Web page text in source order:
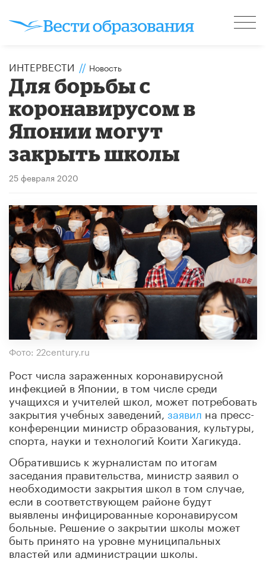
ИНТЕРВЕСТИ // Новость
Для борьбы с
коронавирусом в
Японии могут
закрыть школы
25 февраля 2020
Фото: 22century.ru
Рост числа зараженных коронавирусной
инфекцией в Японии, в том числе среди
учащихся и учителей школ, может потребовать
закрытия учебных заведений, заявил на пресс-
конференции министр образования, культуры,
спорта, науки и технологий Коити Хагикуда.
Обратившись к журналистам по итогам
заседания правительства, министр заявил о
необходимости закрытия школ в том случае,
если в соответствующем районе будут
выявлены инфицированные коронавирусом
больные. Решение о закрытии школы может
быть принято на уровне муниципальных
властей или администрации школы.